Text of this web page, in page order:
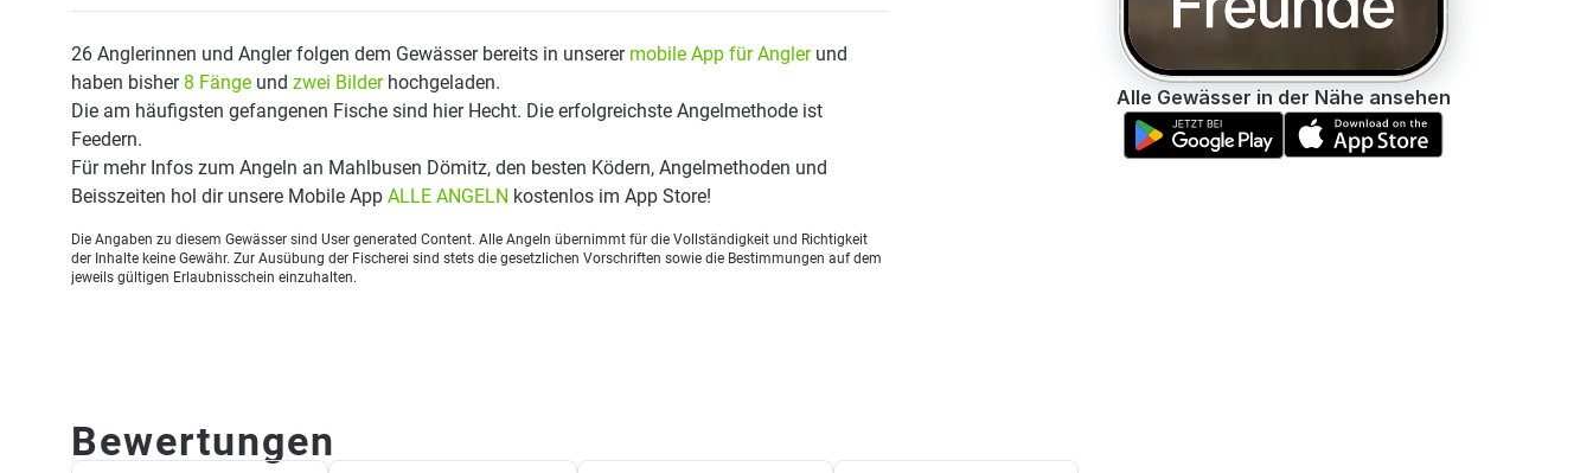
26 Anglerinnen und Angler folgen dem Gewässer bereits in unserer mobile App für Anglerund
haben bisher 8 Fänge und zwei Bilderhochgeladen.
Die am häufigsten gefangenen Fische sind hier Hecht. Die erfolgreichste Angelmethode ist
Feedern.
Für mehr Infos zum Angeln an Mahlbusen Dömitz, den besten Ködern, Angelmethoden und
Beisszeiten hol dir unsere Mobile App ALLE ANGELN kostenlos im App Store!
Die Angaben zu diesem Gewässer sind User generated Content. Alle Angeln übernimmt für die Vollständigkeit und Richtigkeit
der Inhalte keine Gewähr. Zur Ausübung der Fischerei sind stets die gesetzlichen Vorschriften sowie die Bestimmungen auf dem
jeweils gültigen Erlaubnisschein einzuhalten.
Alle Gewässer in der Nähe ansehen
Bewertungen